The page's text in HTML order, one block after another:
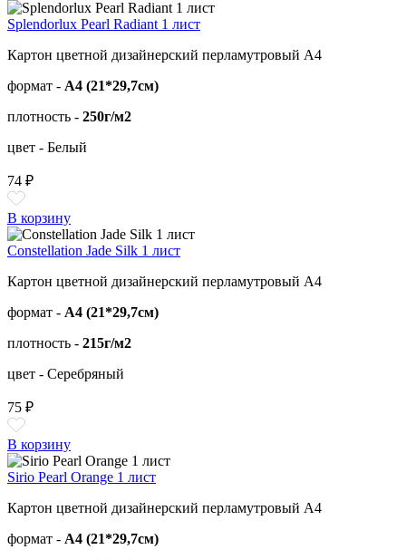
Splendorlux Pearl Radiant 1 лист
Картон цветной дизайнерский перламутровый А4
формат - А4 (21*29,7см)
плотность - 250г/м2
цвет - Белый
74 ₽
В корзину
Constellation Jade Silk 1 лист
Картон цветной дизайнерский перламутровый А4
формат - А4 (21*29,7см)
плотность - 215г/м2
цвет - Серебряный
75 ₽
В корзину
Sirio Pearl Orange 1 лист
Картон цветной дизайнерский перламутровый А4
формат - А4 (21*29,7см)